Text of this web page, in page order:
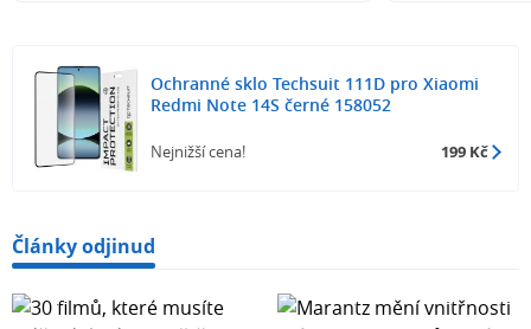
Ochranné sklo Techsuit 111D pro Xiaomi
Redmi Note 14S černé 158052
Nejnižší cena! 199 Kč
Články odjinud